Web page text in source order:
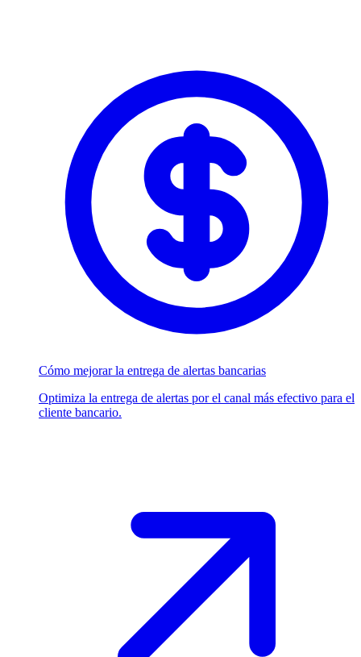
Cómo mejorar la entrega de alertas bancarias
Optimiza la entrega de alertas por el canal más efectivo para el
cliente bancario.